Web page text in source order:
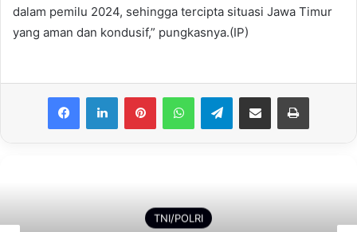
dalam pemilu 2024, sehingga tercipta situasi Jawa Timur
yang aman dan kondusif,” pungkasnya.(IP)
Telegram
TNI/POLRI